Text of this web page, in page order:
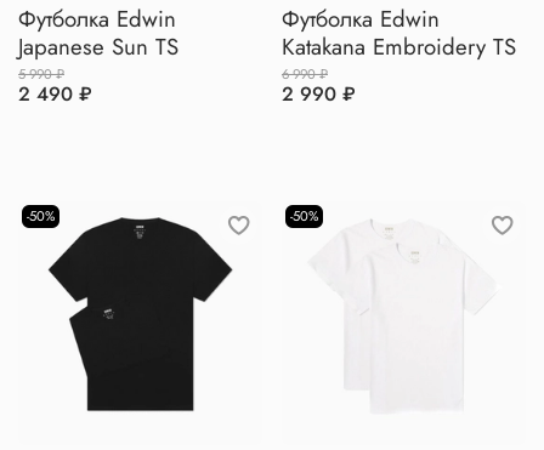
Футболка Edwin
Japanese Sun TS
5 990 ₽
2 490 ₽
Футболка Edwin
Katakana Embroidery TS
6 990 ₽
2 990 ₽
-50% -50%